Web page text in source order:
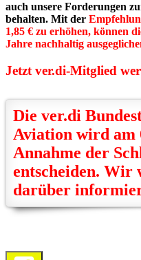
auch unsere Forderungen
behalten. Mit der
1,85 € zu erhöhen, können
Jahre nachhaltig
Jetzt ver.di-Mitglied
Die ver.di
Aviation wird am
Annahme der
entscheiden. Wir
darüber